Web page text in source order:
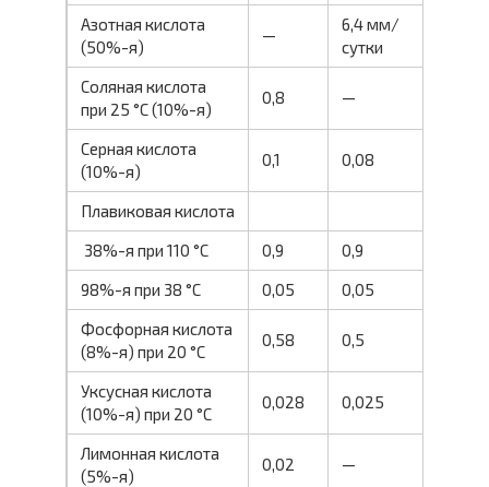
Азотная кислота
(50%-я)
—
6,4 мм/
сутки
Соляная кислота
при 25 °С (10%-я)
0,8 —
Серная кислота
(10%-я)
0,1 0,08
Плавиковая кислота
38%-я при 110 °С
0,9
0,9
98%-я при 38 °С
0,05
0,05
Фосфорная кислота
(8%-я) при 20 °С
0,58 0,5
Уксусная кислота
(10%-я) при 20 °С
0,028 0,025
Лимонная кислота
(5%-я)
0,02 —